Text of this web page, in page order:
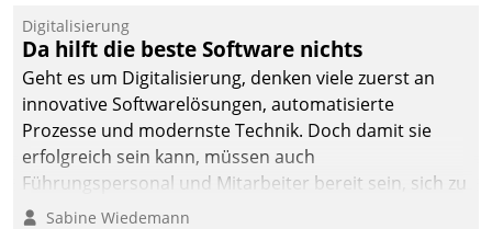
Einsparungen durch optimierte und automatisierte
Prozesse. Doch man darf nicht zu viel erwarten: Allein
mit der Einführung einer neuen Software ist es nicht
getan. Die Digitalisierung erfordert von Unternehmen
die Bereitschaft, sich zu überprüfen, zu hinterfragen
und zu verändern.
Digitalisierung
Da hilft die beste Software nichts
Geht es um Digitalisierung, denken viele zuerst an
innovative Softwarelösungen, automatisierte
Prozesse und modernste Technik. Doch damit sie
erfolgreich sein kann, müssen auch
Führungspersonal und Mitarbeiter bereit sein, sich zu
verändern und anzupassen, sonst werden sie an ihr
Sabine Wiedemann